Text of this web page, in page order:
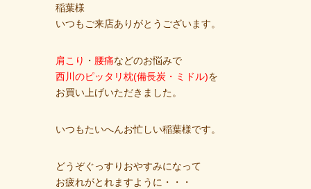
稲葉様
いつもご来店ありがとうございます。
肩こり ・ 腰痛などのお悩みで
西川のピッタリ枕(備長炭・ミドル)を
お買い上げいただきました。
いつもたいへんお忙しい稲葉様です。
どうぞぐっすりおやすみになって
お疲れがとれますように・・・